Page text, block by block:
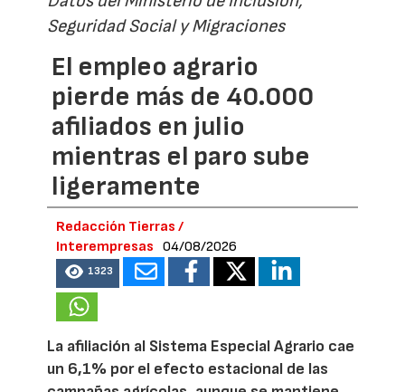
Seguridad Social y Migraciones
El empleo agrario
pierde más de 40.000
afiliados en julio
mientras el paro sube
ligeramente
Redacción Tierras /
Interempresas
04/08/2026
1323
La afiliación al Sistema Especial Agrario cae
un 6,1% por el efecto estacional de las